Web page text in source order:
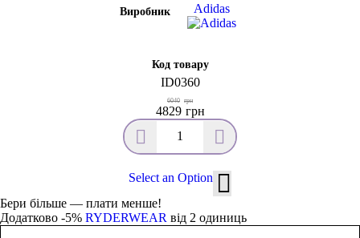
Виробник Adidas
Код товару
ID0360
грн
4829
грн
6040
Select an Option
Бери більше — плати менше!
Додатково -5% RYDERWEAR від 2 одиниць